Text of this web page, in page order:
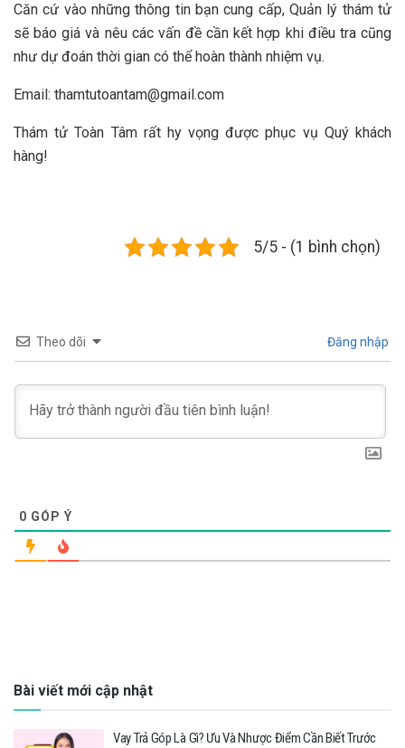
Căn cứ vào những thông tin bạn cung cấp, Quản lý thám tử
sẽ báo giá và nêu các vấn đề cần kết hợp khi điều tra cũng
như dự đoán thời gian có thể hoàn thành nhiệm vụ.
Email: thamtutoantam@gmail.com
Thám tử Toàn Tâm rất hy vọng được phục vụ Quý khách
hàng!
5/5 - (1 bình chọn)
Theo dõi Đăng nhập
0 GÓP Ý
Bài viết mới cập nhật
Vay Trả Góp Là Gì? Ưu Và Nhược Điểm Cần Biết Trước